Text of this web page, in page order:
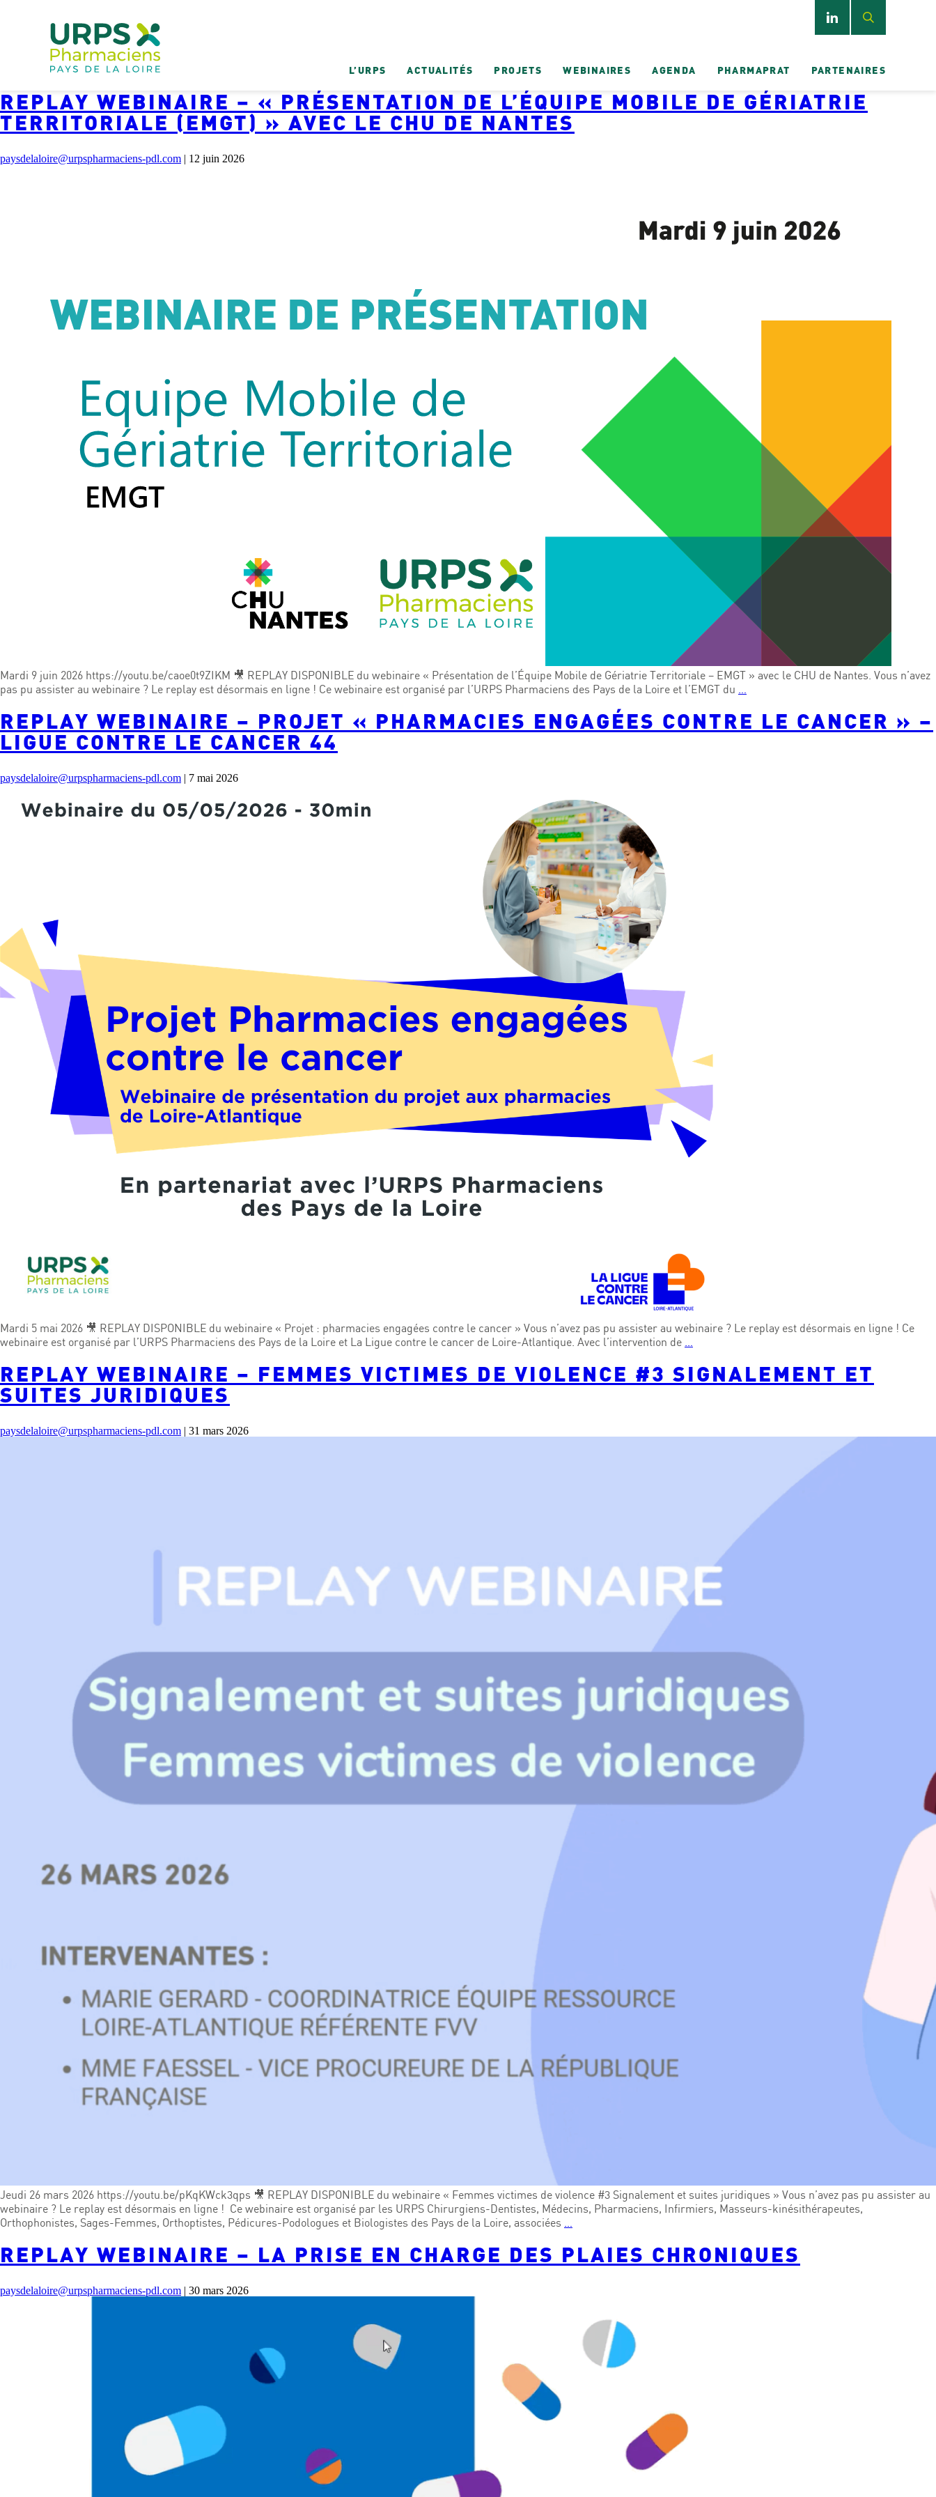
L’URPS ACTUALITÉS PROJETS WEBINAIRES AGENDA PHARMAPRAT PARTENAIRES
REPLAY WEBINAIRE – « PRÉSENTATION DE L’ÉQUIPE MOBILE DE GÉRIATRIE
TERRITORIALE (EMGT) » AVEC LE CHU DE NANTES
paysdelaloire@urpspharmaciens-pdl.com | 12 juin 2026
Mardi 9 juin 2026 https://youtu.be/caoe0t9ZIKM 🎥 REPLAY DISPONIBLE du webinaire « Présentation de l’Équipe Mobile de Gériatrie Territoriale – EMGT » avec le CHU de Nantes. Vous n’avez
pas pu assister au webinaire ? Le replay est désormais en ligne ! Ce webinaire est organisé par l’URPS Pharmaciens des Pays de la Loire et l’EMGT du …
REPLAY WEBINAIRE – PROJET « PHARMACIES ENGAGÉES CONTRE LE CANCER » –
LIGUE CONTRE LE CANCER 44
paysdelaloire@urpspharmaciens-pdl.com | 7 mai 2026
Mardi 5 mai 2026 🎥 REPLAY DISPONIBLE du webinaire « Projet : pharmacies engagées contre le cancer » Vous n’avez pas pu assister au webinaire ? Le replay est désormais en ligne ! Ce
webinaire est organisé par l’URPS Pharmaciens des Pays de la Loire et La Ligue contre le cancer de Loire-Atlantique. Avec l’intervention de …
REPLAY WEBINAIRE – FEMMES VICTIMES DE VIOLENCE #3 SIGNALEMENT ET
SUITES JURIDIQUES
paysdelaloire@urpspharmaciens-pdl.com | 31 mars 2026
Jeudi 26 mars 2026 https://youtu.be/pKqKWck3qps 🎥 REPLAY DISPONIBLE du webinaire « Femmes victimes de violence #3 Signalement et suites juridiques » Vous n’avez pas pu assister au
webinaire ? Le replay est désormais en ligne ! Ce webinaire est organisé par les URPS Chirurgiens-Dentistes, Médecins, Pharmaciens, Infirmiers, Masseurs-kinésithérapeutes,
Orthophonistes, Sages-Femmes, Orthoptistes, Pédicures-Podologues et Biologistes des Pays de la Loire, associées …
REPLAY WEBINAIRE – LA PRISE EN CHARGE DES PLAIES CHRONIQUES
paysdelaloire@urpspharmaciens-pdl.com | 30 mars 2026